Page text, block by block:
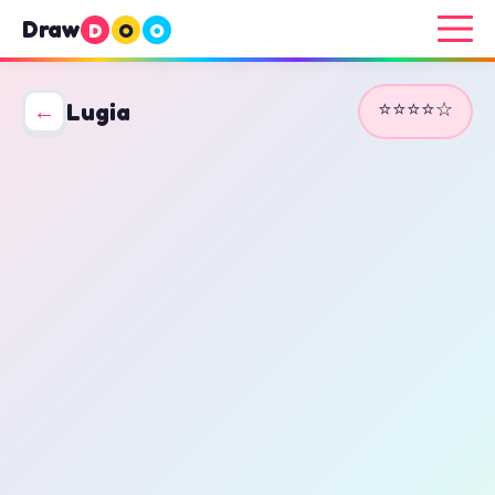
Draw D O O
← Lugia ⭐⭐⭐⭐☆